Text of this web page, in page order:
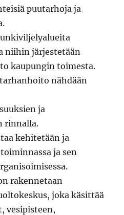
puutarhoja ja
niihin järjestetään
kaupungin toimesta.
nähdään
ja
rinnalla.
kehitetään ja
ja sen
rakennetaan
joka käsittää
vesipisteen,